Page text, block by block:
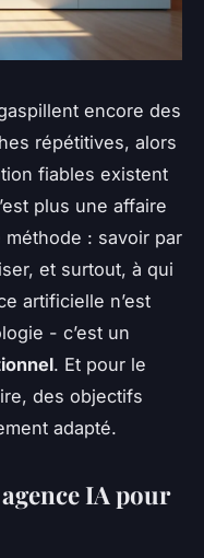
encore des
répétitives, alors
fiables existent
plus une affaire
: savoir par
et surtout, à qui
artificielle n’est
- c’est un
. Et pour le
des objectifs
adapté.
IA pour